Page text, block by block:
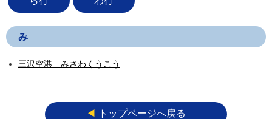
み
三沢空港 みさわくうこう
◀︎ トップページへ戻る